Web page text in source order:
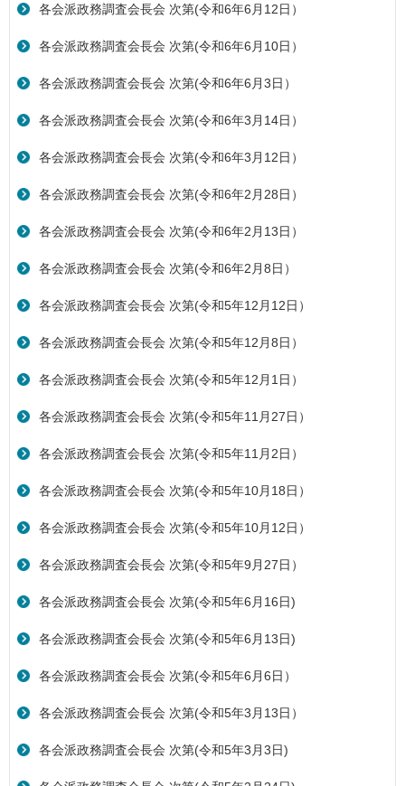
各会派政務調査会長会 次第(令和6年6月12日）
各会派政務調査会長会 次第(令和6年6月10日）
各会派政務調査会長会 次第(令和6年6月3日）
各会派政務調査会長会 次第(令和6年3月14日）
各会派政務調査会長会 次第(令和6年3月12日）
各会派政務調査会長会 次第(令和6年2月28日）
各会派政務調査会長会 次第(令和6年2月13日）
各会派政務調査会長会 次第(令和6年2月8日）
各会派政務調査会長会 次第(令和5年12月12日）
各会派政務調査会長会 次第(令和5年12月8日）
各会派政務調査会長会 次第(令和5年12月1日）
各会派政務調査会長会 次第(令和5年11月27日）
各会派政務調査会長会 次第(令和5年11月2日）
各会派政務調査会長会 次第(令和5年10月18日）
各会派政務調査会長会 次第(令和5年10月12日）
各会派政務調査会長会 次第(令和5年9月27日）
各会派政務調査会長会 次第(令和5年6月16日)
各会派政務調査会長会 次第(令和5年6月13日)
各会派政務調査会長会 次第(令和5年6月6日）
各会派政務調査会長会 次第(令和5年3月13日）
各会派政務調査会長会 次第(令和5年3月3日)